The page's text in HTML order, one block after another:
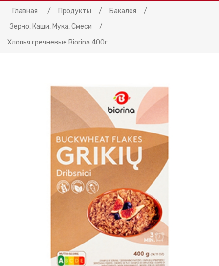
Главная / Продукты / Бакалея
/
Зерно, Каши, Мука, Смеси
/
Хлопья гречневые Biorina 400г